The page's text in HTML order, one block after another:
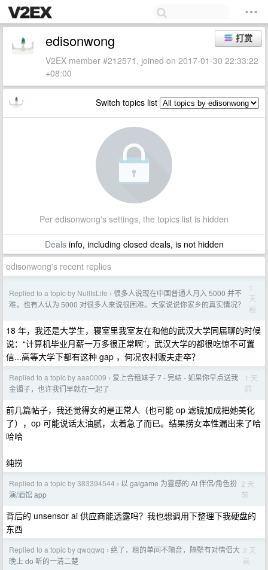
打赏
edisonwong
V2EX member #212571, joined on 2017-01-30 22:33:22
+08:00
Switch topics list
Per edisonwong's settings, the topics list is hidden
Dealsinfo, including closed deals, is not hidden
edisonwong's recent replies
Replied to a topic by NullIsLife › 很多人说现在中国普通人月入 5000 并不
难，也有人认为 5000 对很多人来说很困难。大家说说你家乡的真实情况？
1
天
前
18 年，我还是大学生，寝室里我室友在和他的武汉大学同届聊的时候
说：“计算机毕业月薪一万多很正常啊”，武汉大学的都很吃惊不可置
信...高等大学下都有这种 gap ，何况农村贩夫走卒？
Replied to a topic by aaa0009 › 爱上合租妹子 7 - 完结 - 如果你早点送我
金镯子，也许我们早就在一起了
1 天
前
前几篇帖子，我还觉得女的是正常人（也可能 op 滤镜加成把她美化
了），op 可能说话太油腻，太着急了而已。结果捞女本性漏出来了哈
哈哈
纯捞
Replied to a topic by 383394544 › 以 galgame 为靈感的 AI 伴侶/角色扮
演/酒馆 app
2 天
前
背后的 unsensor ai 供应商能透露吗？我也想调用下整理下我硬盘的
东西
Replied to a topic by qwqqwq › 绝了，租的单间不隔音，隔壁有对情侣大
晚上 do 听的一清二楚
2 天
前